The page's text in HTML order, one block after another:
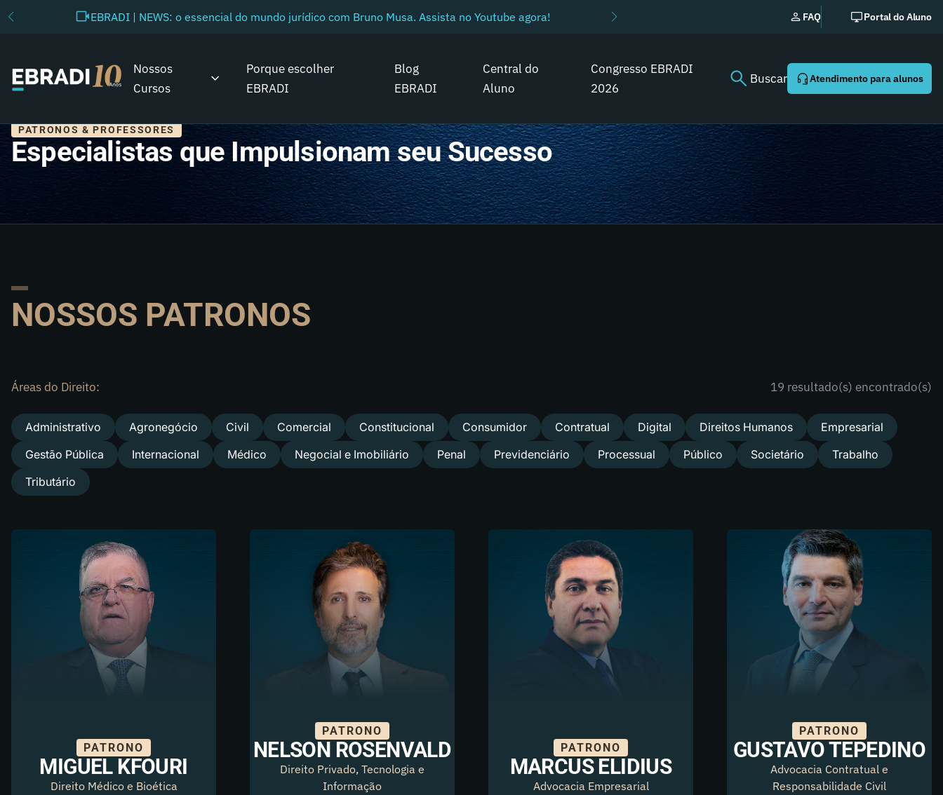
EBRADI | NEWS: o essencial do mundo jurídico com Bruno Musa. Assista no Youtube agora! FAQ Portal do Aluno
Nossos
Cursos
Porque escolher
EBRADI
Blog
EBRADI
Central do
Aluno
Congresso EBRADI
2026
Buscar Atendimento para alunos
PATRONOS & PROFESSORES
Especialistas que Impulsionam seu Sucesso
NOSSOS PATRONOS
Áreas do Direito: 19 resultado(s) encontrado(s)
Administrativo Agronegócio Civil Comercial Constitucional Consumidor Contratual Digital Direitos Humanos
Empresarial
Gestão Pública
Internacional Médico Negocial e Imobiliário Penal Previdenciário Processual Público Societário
Trabalho
Tributário
PATRONO
MIGUEL KFOURI
Direito Médico e Bioética
PATRONO
NELSON ROSENVALD
Direito Privado, Tecnologia e
Informação
PATRONO
MARCUS ELIDIUS
Advocacia Empresarial
PATRONO
GUSTAVO TEPEDINO
Advocacia Contratual e
Responsabilidade Civil